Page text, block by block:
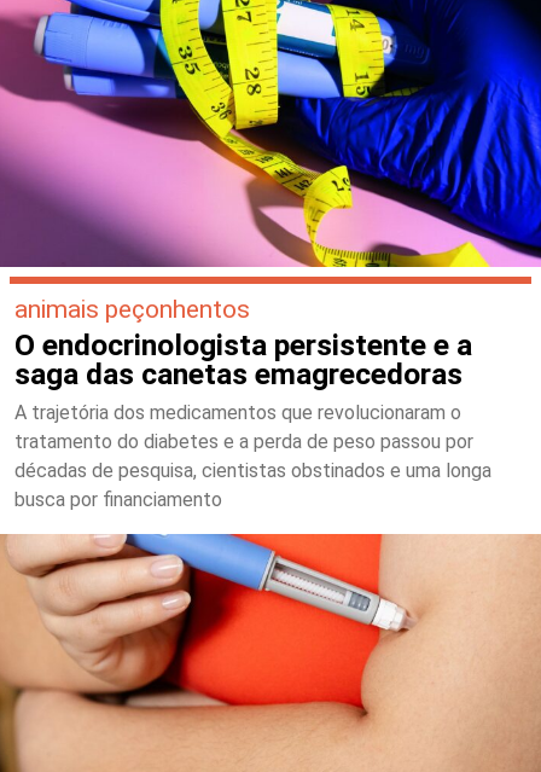
animais peçonhentos
O endocrinologista persistente e a
saga das canetas emagrecedoras
A trajetória dos medicamentos que revolucionaram o
tratamento do diabetes e a perda de peso passou por
décadas de pesquisa, cientistas obstinados e uma longa
busca por financiamento